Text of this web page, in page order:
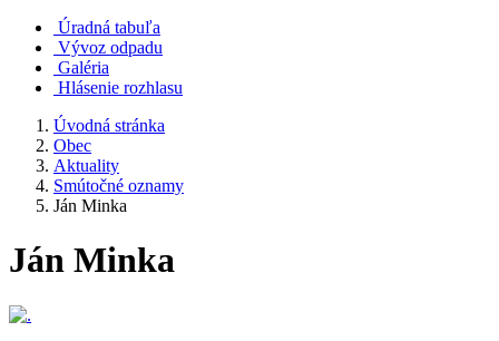
Úradná tabuľa
Vývoz odpadu
Galéria
Hlásenie rozhlasu
Úvodná stránka
Obec
Aktuality
Smútočné oznamy
Ján Minka
Ján Minka